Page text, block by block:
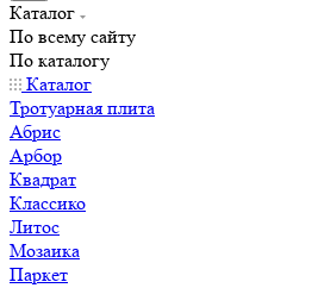
Каталог
По всему сайту
По каталогу
Каталог
Тротуарная плита
Абрис
Арбор
Квадрат
Классико
Литос
Мозаика
Паркет